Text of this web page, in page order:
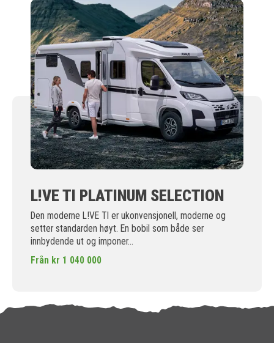
L!VE TI PLATINUM SELECTION
Den moderne L!VE TI er ukonvensjonell, moderne og
setter standarden høyt. En bobil som både ser
innbydende ut og imponer...
Från kr 1 040 000